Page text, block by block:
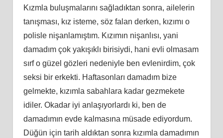
Kızmla buluşmalarını sağladıktan sonra, ailelerin
tanışması, kız isteme, söz falan derken, kızımı o
polisle nişanlamıştım. Kızımın nişanlısı, yani
damadım çok yakışıklı birisiydi, hani evli olmasam
sırf o güzel gözleri nedeniyle ben evlenirdim, çok
seksi bir erkekti. Haftasonları damadım bize
gelmekte, kızımla sabahlara kadar gezmekete
idiler. Okadar iyi anlaşıyorlardı ki, ben de
damadımın evde kalmasına müsade ediyordum.
Düğün için tarih aldıktan sonra kızımla damadımın